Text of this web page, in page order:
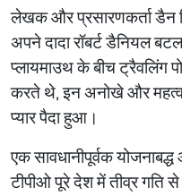
लेखक और प्रसारणकर्ता डैन
अपने दादा रॉबर्ट डैनियल
प्लायमाउथ के बीच ट्रैवलिंग
करते थे, इन अनोखे और
प्यार पैदा हुआ।
एक सावधानीपूर्वक
टीपीओ पूरे देश में तीव्र गति